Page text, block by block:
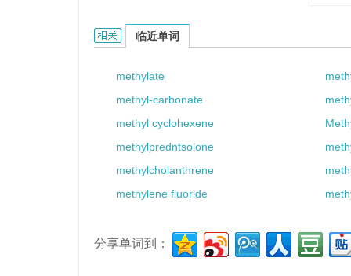
methylbutane的相关资料：
临近单词
methylate
methyl-carbonate
methyl cyclohexene
methylpredntsolone
methylcholanthrene
methylene fluoride
分享单词到：